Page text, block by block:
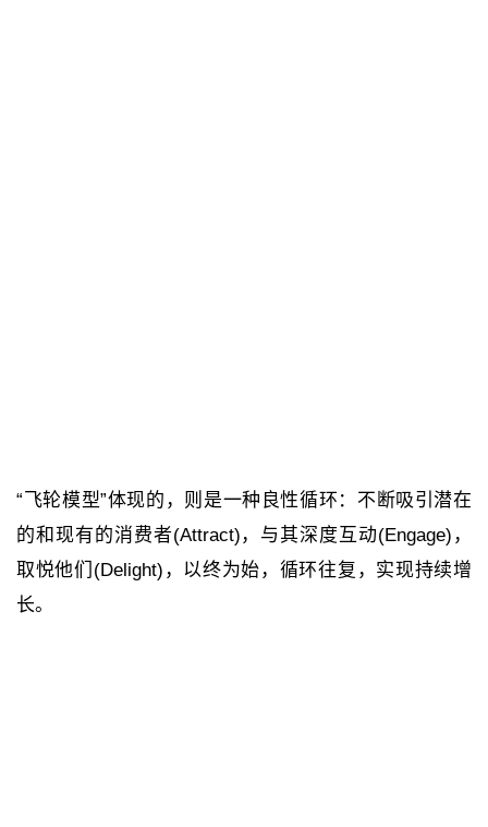
“飞轮模型”体现的，则是一种良性循环：不断吸引潜在
的和现有的消费者(Attract) ，与其深度互动(Engage) ，
取悦他们 (Delight) ，以终为始，循环往复，实现持续增
长。